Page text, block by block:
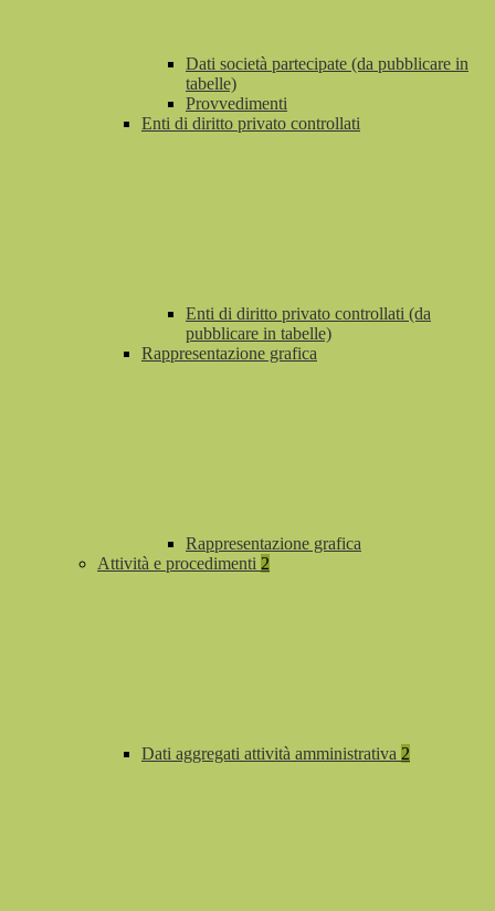
Dati società partecipate (da pubblicare in
tabelle)
Provvedimenti
Enti di diritto privato controllati
Enti di diritto privato controllati (da
pubblicare in tabelle)
Rappresentazione grafica
Rappresentazione grafica
Attività e procedimenti 2
Dati aggregati attività amministrativa 2